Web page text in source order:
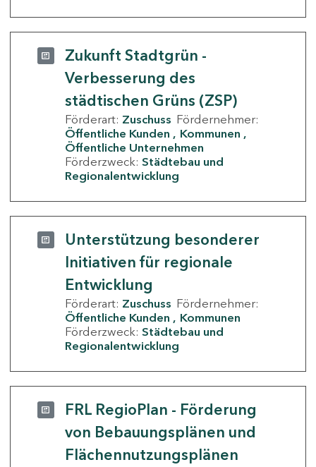
Zukunft Stadtgrün -
Verbesserung des
städtischen Grüns (ZSP)
Förderart: Zuschuss Fördernehmer:
Öffentliche Kunden
Kommunen
Öffentliche Unternehmen
Förderzweck: Städtebau und
Regionalentwicklung
Unterstützung besonderer
Initiativen für regionale
Entwicklung
Förderart: Zuschuss Fördernehmer:
Öffentliche Kunden
Kommunen
Förderzweck: Städtebau und
Regionalentwicklung
FRL RegioPlan - Förderung
von Bebauungsplänen und
Flächennutzungsplänen